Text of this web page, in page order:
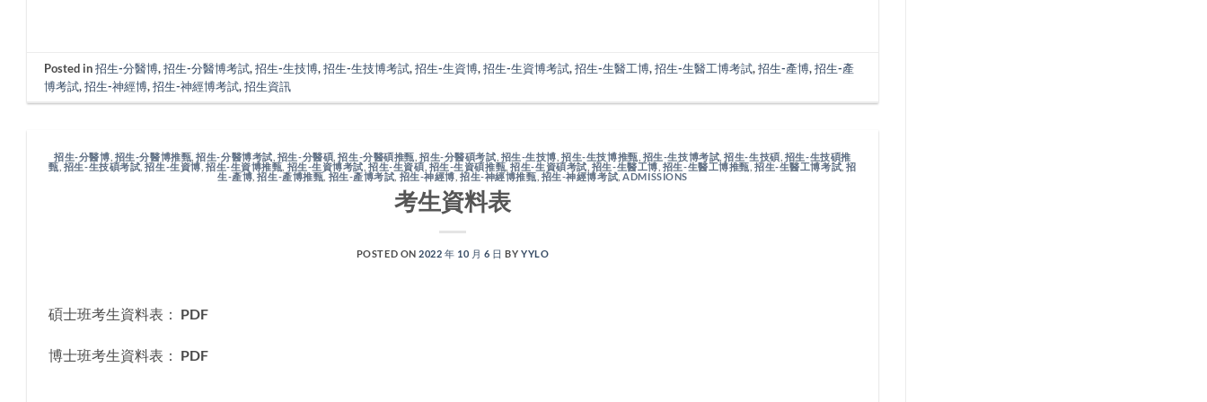
Posted in招生-分醫博,招生-分醫博考試,招生-生技博,招生-生技博考試,招生-生資博,招生-生資博考試,招生-生醫工博,招生-生醫工博考試,招生-產博,招生-產
博考試,招生-神經博,招生-神經博考試,招生資訊
招生-分醫博 招生-分醫博推甄 ,招生-分醫博考試 招生-分醫碩 ,招生-分醫碩推甄 ,招生-分醫碩考試 招生-生技博 ,招生-生技博推甄 招生-生技博考試 ,招生-生技碩 招生-生技碩推
甄 招生-生技碩考試 ,招生-生資博 招生-生資博推甄 招生-生資博考試 ,招生-生資碩 招生-生資碩推甄 ,招生-生資碩考試 招生-生醫工博 招生-生醫工博推甄 ,招生-生醫工博考試 ,招
生-產博 ,招生-產博推甄 招生-產博考試 招生-神經博 ,招生-神經博推甄 招生-神經博考試 ,ADMISSIONS
考生資料表
POSTED ON2022 年 10 月 6 日 BY YYLO
碩士班考生資料表： PDF
博士班考生資料表： PDF